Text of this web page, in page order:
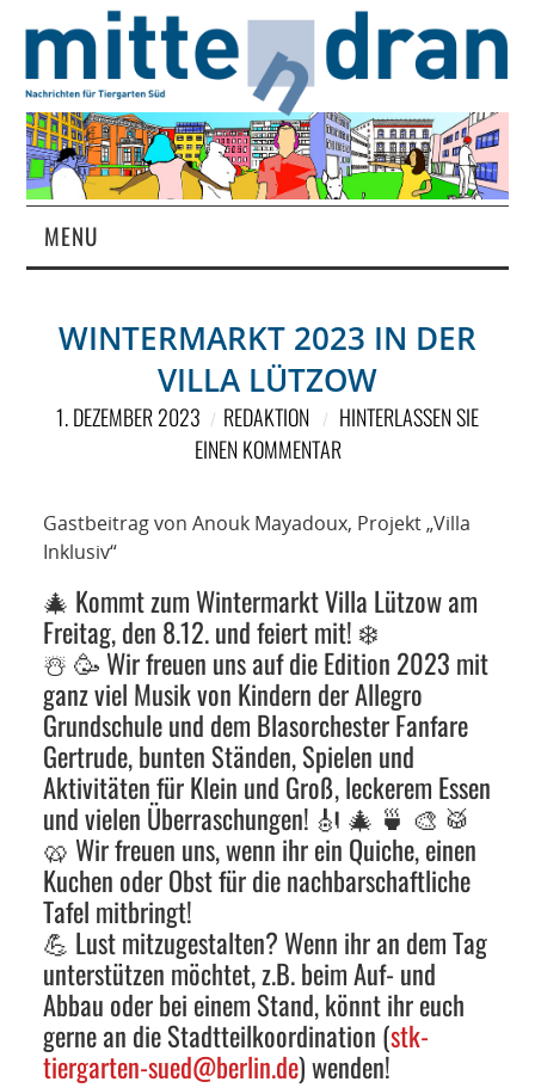
MENU
MAGAZIN
ÜBER UNS
NETZWERK
SPONSORING
KONTAKT
WINTERMARKT 2023 IN DER
VILLA LÜTZOW
1. DEZEMBER 2023 REDAKTION
HINTERLASSEN SIE
EINEN KOMMENTAR
Gastbeitrag von Anouk Mayadoux, Projekt „Villa
Inklusiv“
🎄 Kommt zum Wintermarkt Villa Lützow am
Freitag, den 8.12. und feiert mit! ❄️
☃️ 🥳 Wir freuen uns auf die Edition 2023 mit
ganz viel Musik von Kindern der Allegro
Grundschule und dem Blasorchester Fanfare
Gertrude, bunten Ständen, Spielen und
Aktivitäten für Klein und Groß, leckerem Essen
und vielen Überraschungen! 🎻 🎄 🍵 🎨 🥁
🥨 Wir freuen uns, wenn ihr ein Quiche, einen
Kuchen oder Obst für die nachbarschaftliche
Tafel mitbringt!
💪 Lust mitzugestalten? Wenn ihr an dem Tag
unterstützen möchtet, z.B. beim Auf- und
Abbau oder bei einem Stand, könnt ihr euch
gerne an die Stadtteilkoordination (stk-
tiergarten-sued@berlin.de) wenden!